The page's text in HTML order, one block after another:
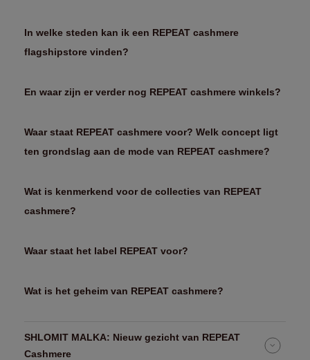
In welke steden kan ik een REPEAT cashmere
flagshipstore vinden?
En waar zijn er verder nog REPEAT cashmere winkels?
Waar staat REPEAT cashmere voor? Welk concept ligt
ten grondslag aan de mode van REPEAT cashmere?
Wat is kenmerkend voor de collecties van REPEAT
cashmere?
Waar staat het label REPEAT voor?
Wat is het geheim van REPEAT cashmere?
SHLOMIT MALKA: Nieuw gezicht van REPEAT
Cashmere